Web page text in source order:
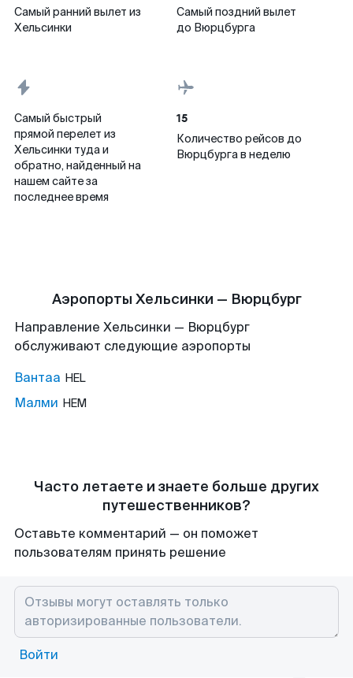
Самый ранний вылет из
Хельсинки
Самый поздний вылет
до Вюрцбурга
Самый быстрый
прямой перелет из
Хельсинки туда и
обратно, найденный на
нашем сайте за
последнее время
15
Количество рейсов до
Вюрцбурга в неделю
Аэропорты Хельсинки — Вюрцбург
Направление Хельсинки — Вюрцбург
обслуживают следующие аэропорты
Вантаа HEL
Малми HEM
Часто летаете и знаете больше других
путешественников?
Оставьте комментарий — он поможет
пользователям принять решение
Войти